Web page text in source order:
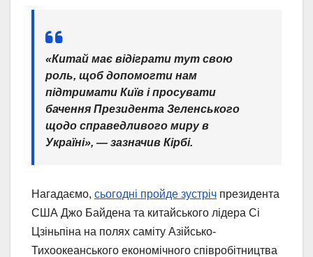
«Китай має відіграти тут свою
роль, щоб допомогти нам
підтримати Київ і просувати
бачення Президента Зеленського
щодо справедливого миру в
Україні», — зазначив Кірбі.
Нагадаємо, сьогодні пройде зустріч президента
США Джо Байдена та китайського лідера Сі
Цзіньпіна на полях саміту Азійсько-
Тихоокеанського економічного співробітництва